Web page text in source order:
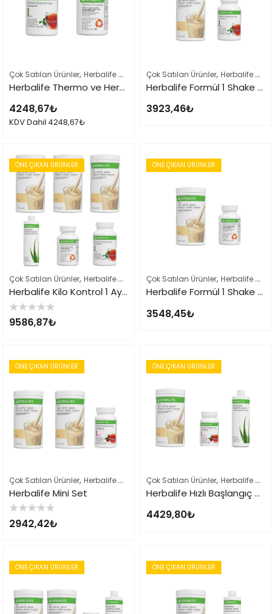
Çok Satılan Ürünler, Herbalife Ürün Listesi Tamamı ,Kilo Verme Setleri
Herbalife Thermo ve Herbalife Çay 100Gr Set
4248,67₺
KDV Dahil 4248,67₺
Çok Satılan Ürünler, Herbalife Ürün Listesi Tamamı
Herbalife Formül 1 Shake ve Bitkisel Konsantre Çay 100 gr Set
3923,46₺
ÖNE ÇIKAN ÜRÜNLER
Çok Satılan Ürünler, Herbalife Ürün Listesi Tamamı ,Kilo Verme Setleri
Herbalife Kilo Kontrol 1 Aylık Tam Set
5
üzerinden
9586,87₺
ÖNE ÇIKAN ÜRÜNLER
Çok Satılan Ürünler, Herbalife Ürün Listesi Tamamı
Herbalife Formül 1 Shake ve Thermo Complete Seti
3548,45₺
ÖNE ÇIKAN ÜRÜNLER
Çok Satılan Ürünler, Herbalife Ürün Listesi Tamamı ,Kilo Verme Setleri
Herbalife Mini Set
5
üzerinden
2942,42₺
ÖNE ÇIKAN ÜRÜNLER
Çok Satılan Ürünler, Herbalife Ürün Listesi Tamamı
Herbalife Hızlı Başlangıç Seti
4429,80₺
ÖNE ÇIKAN ÜRÜNLER ÖNE ÇIKAN ÜRÜNLER